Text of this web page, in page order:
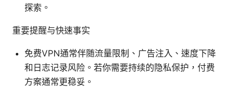
探索。
重要提醒与快速事实
免费VPN通常伴随流量限制、广告注入、速度下降
和日志记录风险。若你需要持续的隐私保护，付费
方案通常更稳妥。